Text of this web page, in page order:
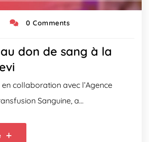
0 Comments
don de sang à la
en collaboration avec l’Agence
Sanguine, a…